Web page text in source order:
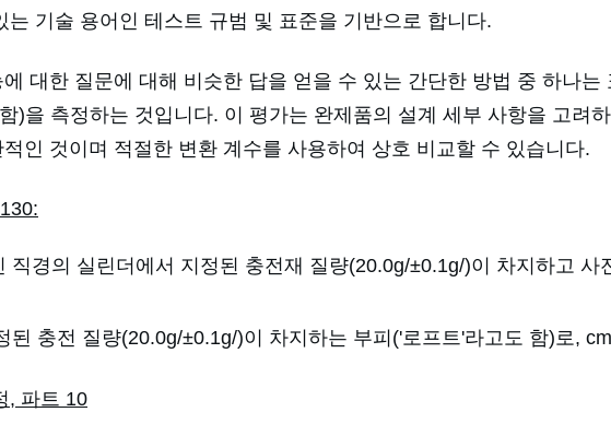
는 기술 용어인 테스트 규범 및 표준을 기반으로 합니다.
대한 질문에 대해 비슷한 답을 얻을 수 있는 간단한 방법 중 하나
)을 측정하는 것입니다. 이 평가는 완제품의 설계 세부 사항을 고려
인 것이며 적절한 변환 계수를 사용하여 상호 비교할 수 있습니다.
직경의 실린더에서 지정된 충전재 질량(20.0g/±0.1g/)이 차지하고 사
된 충전 질량(20.0g/±0.1g/)이 차지하는 부피('로프트'라고도 함)로,
, 파트 10